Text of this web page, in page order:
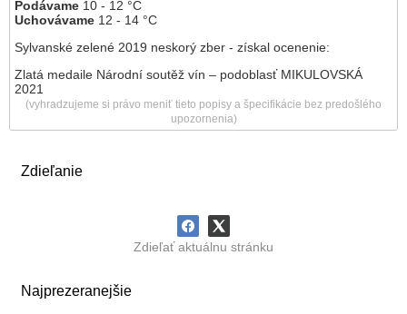
Zdieľanie
Zdieľať aktuálnu stránku
Najprezeranejšie
Podávame 10 - 12 °C
Uchovávame 12 - 14 °C
Sylvanské zelené 2019 neskorý zber - získal ocenenie:
Zlatá medaile Národní soutěž vín – podoblasť MIKULOVSKÁ
2021
(vyhradzujeme si právo meniť tieto popisy a špecifikácie bez predošlého
upozornenia)